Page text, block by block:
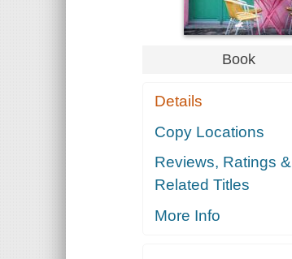
Book
Details
Copy Locations
Reviews, Ratings &
Related Titles
More Info